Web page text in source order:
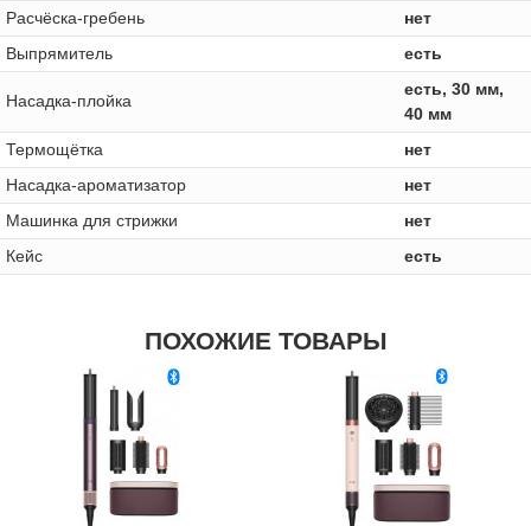
Расчёска-гребень
нет
Выпрямитель
есть
Насадка-плойка
есть, 30 мм,
40 мм
Термощётка
нет
Насадка-ароматизатор
нет
Машинка для стрижки
нет
Кейс
есть
ПОХОЖИЕ ТОВАРЫ